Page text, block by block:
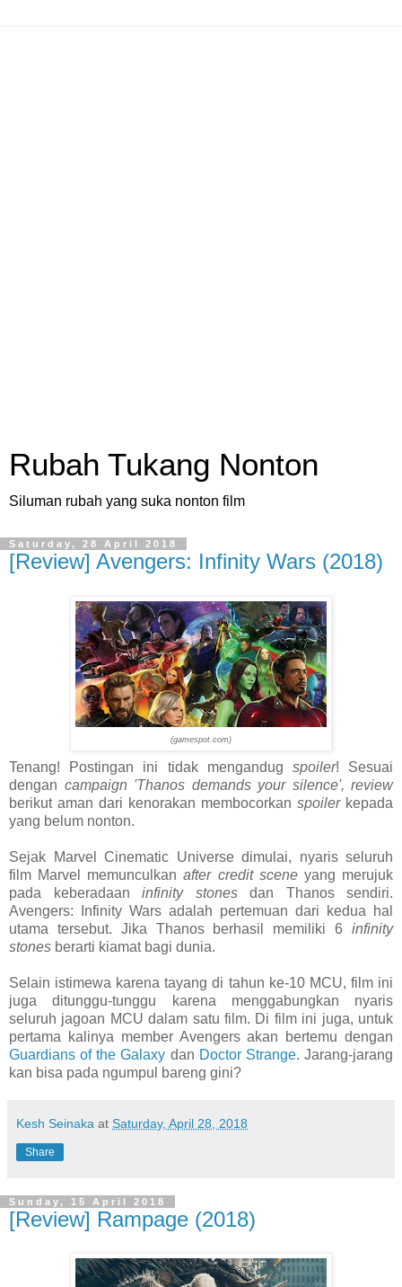
Rubah Tukang Nonton
Siluman rubah yang suka nonton film
Saturday, 28 April 2018
[Review] Avengers: Infinity Wars (2018)
(gamespot.com)
Tenang! Postingan ini tidak mengandug spoiler! Sesuai
dengan campaign 'Thanos demands your silence', review
berikut aman dari kenorakan membocorkan spoilerkepada
yang belum nonton.
Sejak Marvel Cinematic Universe dimulai, nyaris seluruh
film Marvel memunculkanafter credit sceneyang merujuk
pada keberadaan infinity stonesdan Thanos sendiri.
Avengers: Infinity Wars adalah pertemuan dari kedua hal
utama tersebut. Jika Thanos berhasil memiliki 6 infinity
stones berarti kiamat bagi dunia.
Selain istimewa karena tayang di tahun ke-10 MCU, film ini
juga ditunggu-tunggu karena menggabungkan nyaris
seluruh jagoan MCU dalam satu film. Di film ini juga, untuk
pertama kalinya member Avengers akan bertemu dengan
Guardians of the Galaxy dan Doctor Strange. Jarang-jarang
kan bisa pada ngumpul bareng gini?
Kesh Seinaka at Saturday, April 28, 2018
Share
Sunday, 15 April 2018
[Review] Rampage (2018)